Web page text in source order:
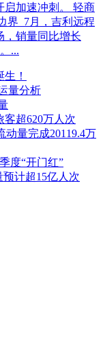
启加速冲刺。 轻商
界 7月，吉利远程
，销量同比增长
...
！
量分析
超620万人次
动量完成20119.4万
度“开门红”
计超15亿人次